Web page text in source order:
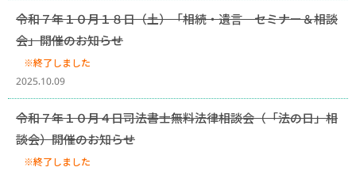
令和７年１０月１８日（土）「相続・遺言 セミナー＆相談
会」開催のお知らせ
※終了しました
2025.10.09
令和７年１０月４日司法書士無料法律相談会（「法の日」相
談会）開催のお知らせ
※終了しました